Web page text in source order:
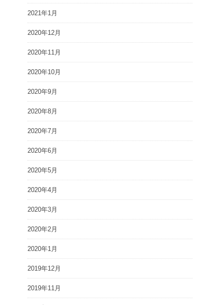
2021年1月
2020年12月
2020年11月
2020年10月
2020年9月
2020年8月
2020年7月
2020年6月
2020年5月
2020年4月
2020年3月
2020年2月
2020年1月
2019年12月
2019年11月